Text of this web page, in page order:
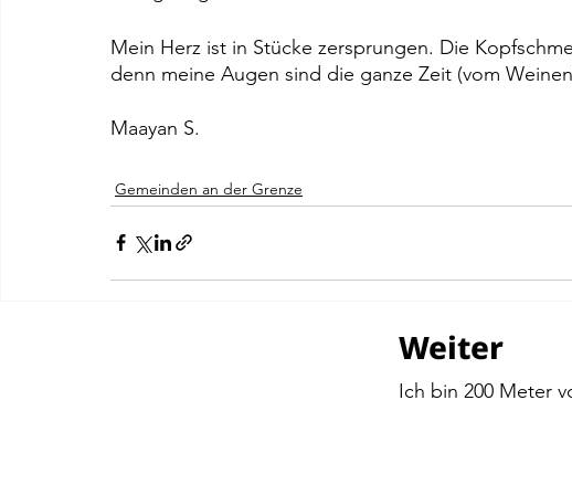
Weiter
Ich bin 200 Meter
Mein Herz ist in Stücke zersprungen. Die
denn meine Augen sind die ganze Zeit (vom
Maayan S.
Gemeinden an der Grenze